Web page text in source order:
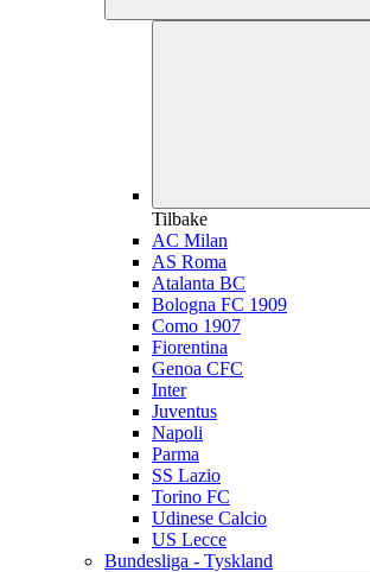
Tilbake
AC Milan
AS Roma
Atalanta BC
Bologna FC 1909
Como 1907
Fiorentina
Genoa CFC
Inter
Juventus
Napoli
Parma
SS Lazio
Torino FC
Udinese Calcio
US Lecce
Bundesliga - Tyskland